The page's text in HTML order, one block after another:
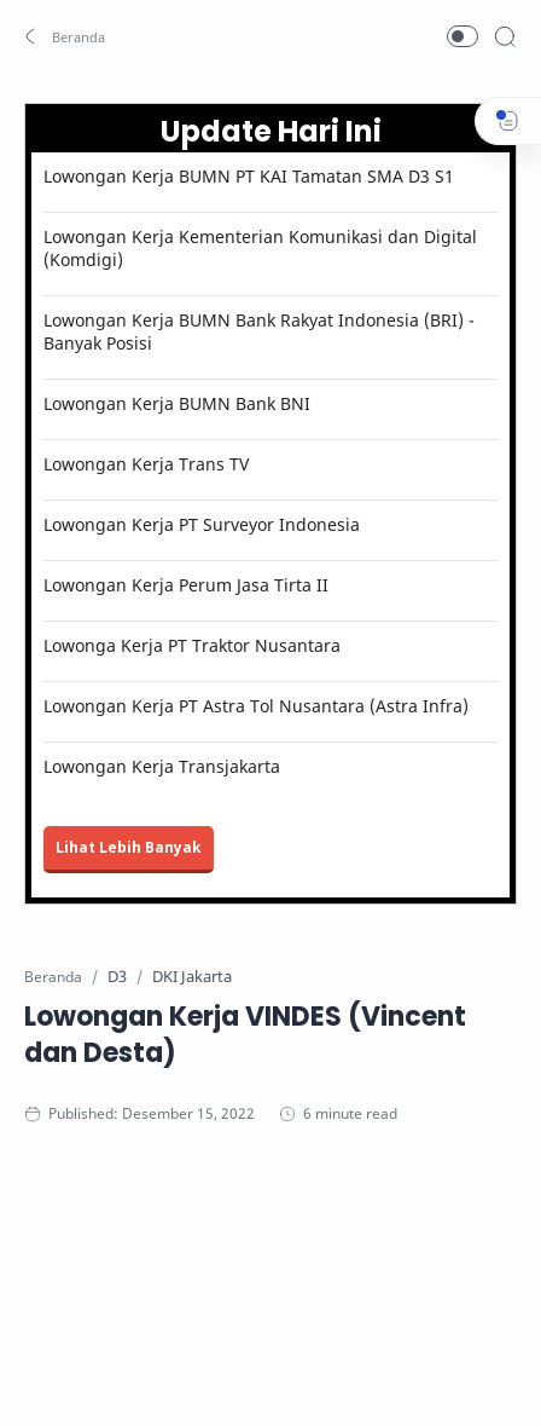
Update Hari Ini
Lowongan Kerja BUMN PT KAI Tamatan SMA D3 S1
Lowongan Kerja Kementerian Komunikasi dan Digital
(Komdigi)
Lowongan Kerja BUMN Bank Rakyat Indonesia (BRI) -
Banyak Posisi
Lowongan Kerja BUMN Bank BNI
Lowongan Kerja Trans TV
Lowongan Kerja PT Surveyor Indonesia
Lowongan Kerja Perum Jasa Tirta II
Lowonga Kerja PT Traktor Nusantara
Lowongan Kerja PT Astra Tol Nusantara (Astra Infra)
Lowongan Kerja Transjakarta
Lihat Lebih Banyak
Beranda D3 DKI Jakarta
Lowongan Kerja VINDES (Vincent
dan Desta)
6 minute read